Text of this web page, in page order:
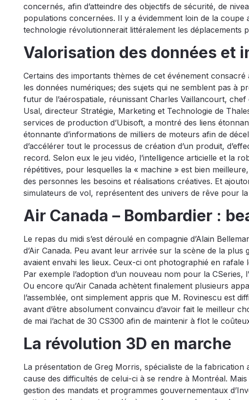
concernés, afin d’atteindre des objectifs de sécurité, de
populations concernées. Il y a évidemment loin de la
technologie révolutionnerait littéralement les déplacements
Valorisation des données et
Certains des importants thèmes de cet événement
les données numériques; des sujets qui ne semblent pas à
futur de l’aérospatiale, réunissant Charles Vaillancourt,
Usal, directeur Stratégie, Marketing et Technologie de
services de production d’Ubisoft, a montré des liens
étonnante d’informations de milliers de moteurs afin de
d’accélérer tout le processus de création d’un produit,
record. Selon eux le jeu vidéo, l’intelligence articielle et la
répétitives, pour lesquelles la « machine » est bien
des personnes les besoins et réalisations créatives. Et
simulateurs de vol, représentent des univers de rêve pour
Air Canada – Bombardier :
Le repas du midi s’est déroulé en compagnie d’Alain
d’Air Canada. Peu avant leur arrivée sur la scène de la
avaient envahi les lieux. Ceux-ci ont photographié en rafale
Par exemple l’adoption d’un nouveau nom pour la
Ou encore qu’Air Canada achètent finalement plusieurs
l’assemblée, ont simplement appris que M. Rovinescu est
avant d’être absolument convaincu d’avoir fait le meilleur
de mai l’achat de 30 CS300 afin de maintenir à flot le
La révolution 3D en marche
La présentation de Greg Morris, spécialiste de la fabrication
cause des difficultés de celui-ci à se rendre à Montréal.
gestion des mandats et programmes gouvernementaux